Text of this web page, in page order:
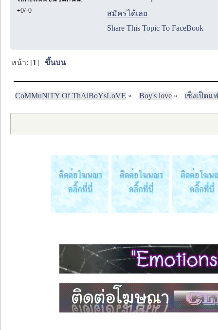
+0/-0
สมัครได้เลย
Share This Topic To FaceBook
หน้า: [1]ขึ้นบน
CoMMuNiTY Of ThAiBoYsLoVE » Boy's love» เซ็งเป็ด